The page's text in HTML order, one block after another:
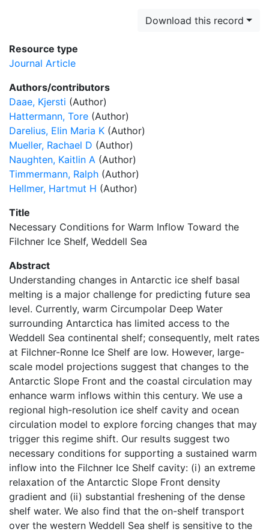
Download this record
Resource type
Journal Article
Authors/contributors
Daae, Kjersti (Author)
Hattermann, Tore (Author)
Darelius, Elin Maria K (Author)
Mueller, Rachael D (Author)
Naughten, Kaitlin A (Author)
Timmermann, Ralph (Author)
Hellmer, Hartmut H (Author)
Title
Necessary Conditions for Warm Inflow Toward the
Filchner Ice Shelf, Weddell Sea
Abstract
Understanding changes in Antarctic ice shelf basal
melting is a major challenge for predicting future sea
level. Currently, warm Circumpolar Deep Water
surrounding Antarctica has limited access to the
Weddell Sea continental shelf; consequently, melt rates
at Filchner-Ronne Ice Shelf are low. However, large-
scale model projections suggest that changes to the
Antarctic Slope Front and the coastal circulation may
enhance warm inflows within this century. We use a
regional high-resolution ice shelf cavity and ocean
circulation model to explore forcing changes that may
trigger this regime shift. Our results suggest two
necessary conditions for supporting a sustained warm
inflow into the Filchner Ice Shelf cavity: (i) an extreme
relaxation of the Antarctic Slope Front density
gradient and (ii) substantial freshening of the dense
shelf water. We also find that the on-shelf transport
over the western Weddell Sea shelf is sensitive to the